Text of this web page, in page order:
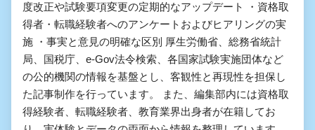
度改正や試験要項変更の定期的なアップデート ・資格取
得者・転職経験者へのアンケートおよびヒアリングの実
施 ・事実と意見の明確な区別 厚生労働省、総務省統計
局、国税庁、e-Gov法令検索、各国家試験実施団体など
の公的機関の情報を基盤とし、客観性と再現性を担保し
た記事制作を行っています。 また、編集部内には資格取
得経験者、転職経験者、教育業界出身者が在籍してお